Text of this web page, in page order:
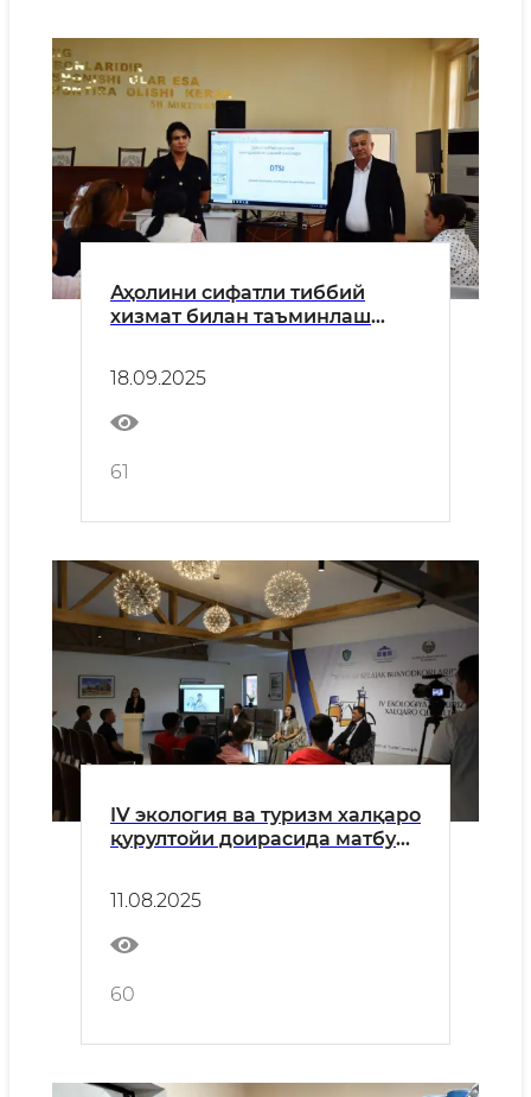
Аҳолини сифатли тиббий
хизмат билан таъминлаш
семинар ташкил этилди
18.09.2025
61
IV экология ва туризм халқаро
қурултойи доирасида матбуот
11.08.2025
60